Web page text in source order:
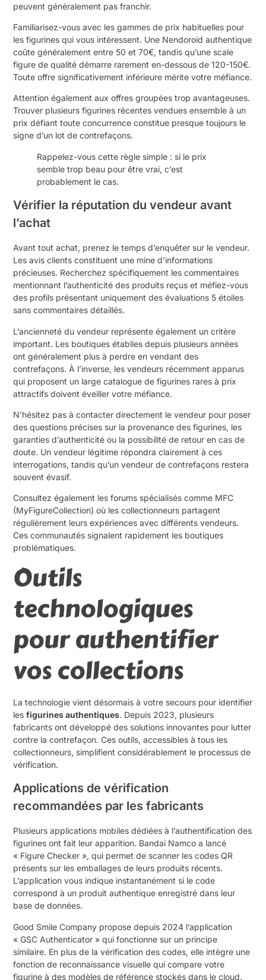
peuvent généralement pas franchir.
Familiarisez-vous avec les gammes de prix habituelles pour
les figurines qui vous intéressent. Une Nendoroid authentique
coûte généralement entre 50 et 70€, tandis qu’une scale
figure de qualité démarre rarement en-dessous de 120-150€.
Toute offre significativement inférieure mérite votre méfiance.
Attention également aux offres groupées trop avantageuses.
Trouver plusieurs figurines récentes vendues ensemble à un
prix défiant toute concurrence constitue presque toujours le
signe d’un lot de contrefaçons.
Rappelez-vous cette règle simple : si le prix
semble trop beau pour être vrai, c’est
probablement le cas.
Vérifier la réputation du vendeur avant
l’achat
Avant tout achat, prenez le temps d’enquêter sur le vendeur.
Les avis clients constituent une mine d’informations
précieuses. Recherchez spécifiquement les commentaires
mentionnant l’authenticité des produits reçus et méfiez-vous
des profils présentant uniquement des évaluations 5 étoiles
sans commentaires détaillés.
L’ancienneté du vendeur représente également un critère
important. Les boutiques établies depuis plusieurs années
ont généralement plus à perdre en vendant des
contrefaçons. À l’inverse, les vendeurs récemment apparus
qui proposent un large catalogue de figurines rares à prix
attractifs doivent éveiller votre méfiance.
N’hésitez pas à contacter directement le vendeur pour poser
des questions précises sur la provenance des figurines, les
garanties d’authenticité ou la possibilité de retour en cas de
doute. Un vendeur légitime répondra clairement à ces
interrogations, tandis qu’un vendeur de contrefaçons restera
souvent évasif.
Consultez également les forums spécialisés comme MFC
(MyFigureCollection) où les collectionneurs partagent
régulièrement leurs expériences avec différents vendeurs.
Ces communautés signalent rapidement les boutiques
problématiques.
Outils
technologiques
pour authentifier
vos collections
La technologie vient désormais à votre secours pour identifier
lesfigurines authentiques. Depuis 2023, plusieurs
fabricants ont développé des solutions innovantes pour lutter
contre la contrefaçon. Ces outils, accessibles à tous les
collectionneurs, simplifient considérablement le processus de
vérification.
Applications de vérification
recommandées par les fabricants
Plusieurs applications mobiles dédiées à l’authentification des
figurines ont fait leur apparition. Bandai Namco a lancé
« Figure Checker », qui permet de scanner les codes QR
présents sur les emballages de leurs produits récents.
L’application vous indique instantanément si le code
correspond à un produit authentique enregistré dans leur
base de données.
Good Smile Company propose depuis 2024 l’application
« GSC Authenticator » qui fonctionne sur un principe
similaire. En plus de la vérification des codes, elle intègre une
fonction de reconnaissance visuelle qui compare votre
figurine à des modèles de référence stockés dans le cloud.